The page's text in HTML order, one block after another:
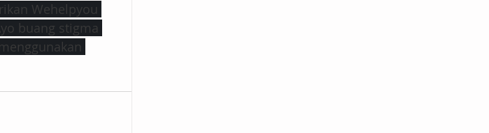
Wehelpyou
buang stigma